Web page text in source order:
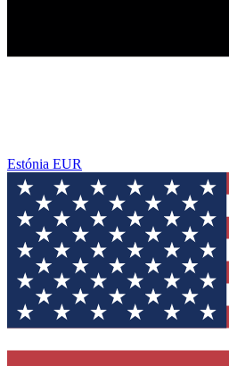
Estónia EUR